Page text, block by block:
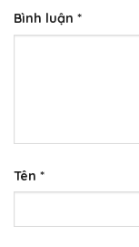
Bình luận *
Tên *